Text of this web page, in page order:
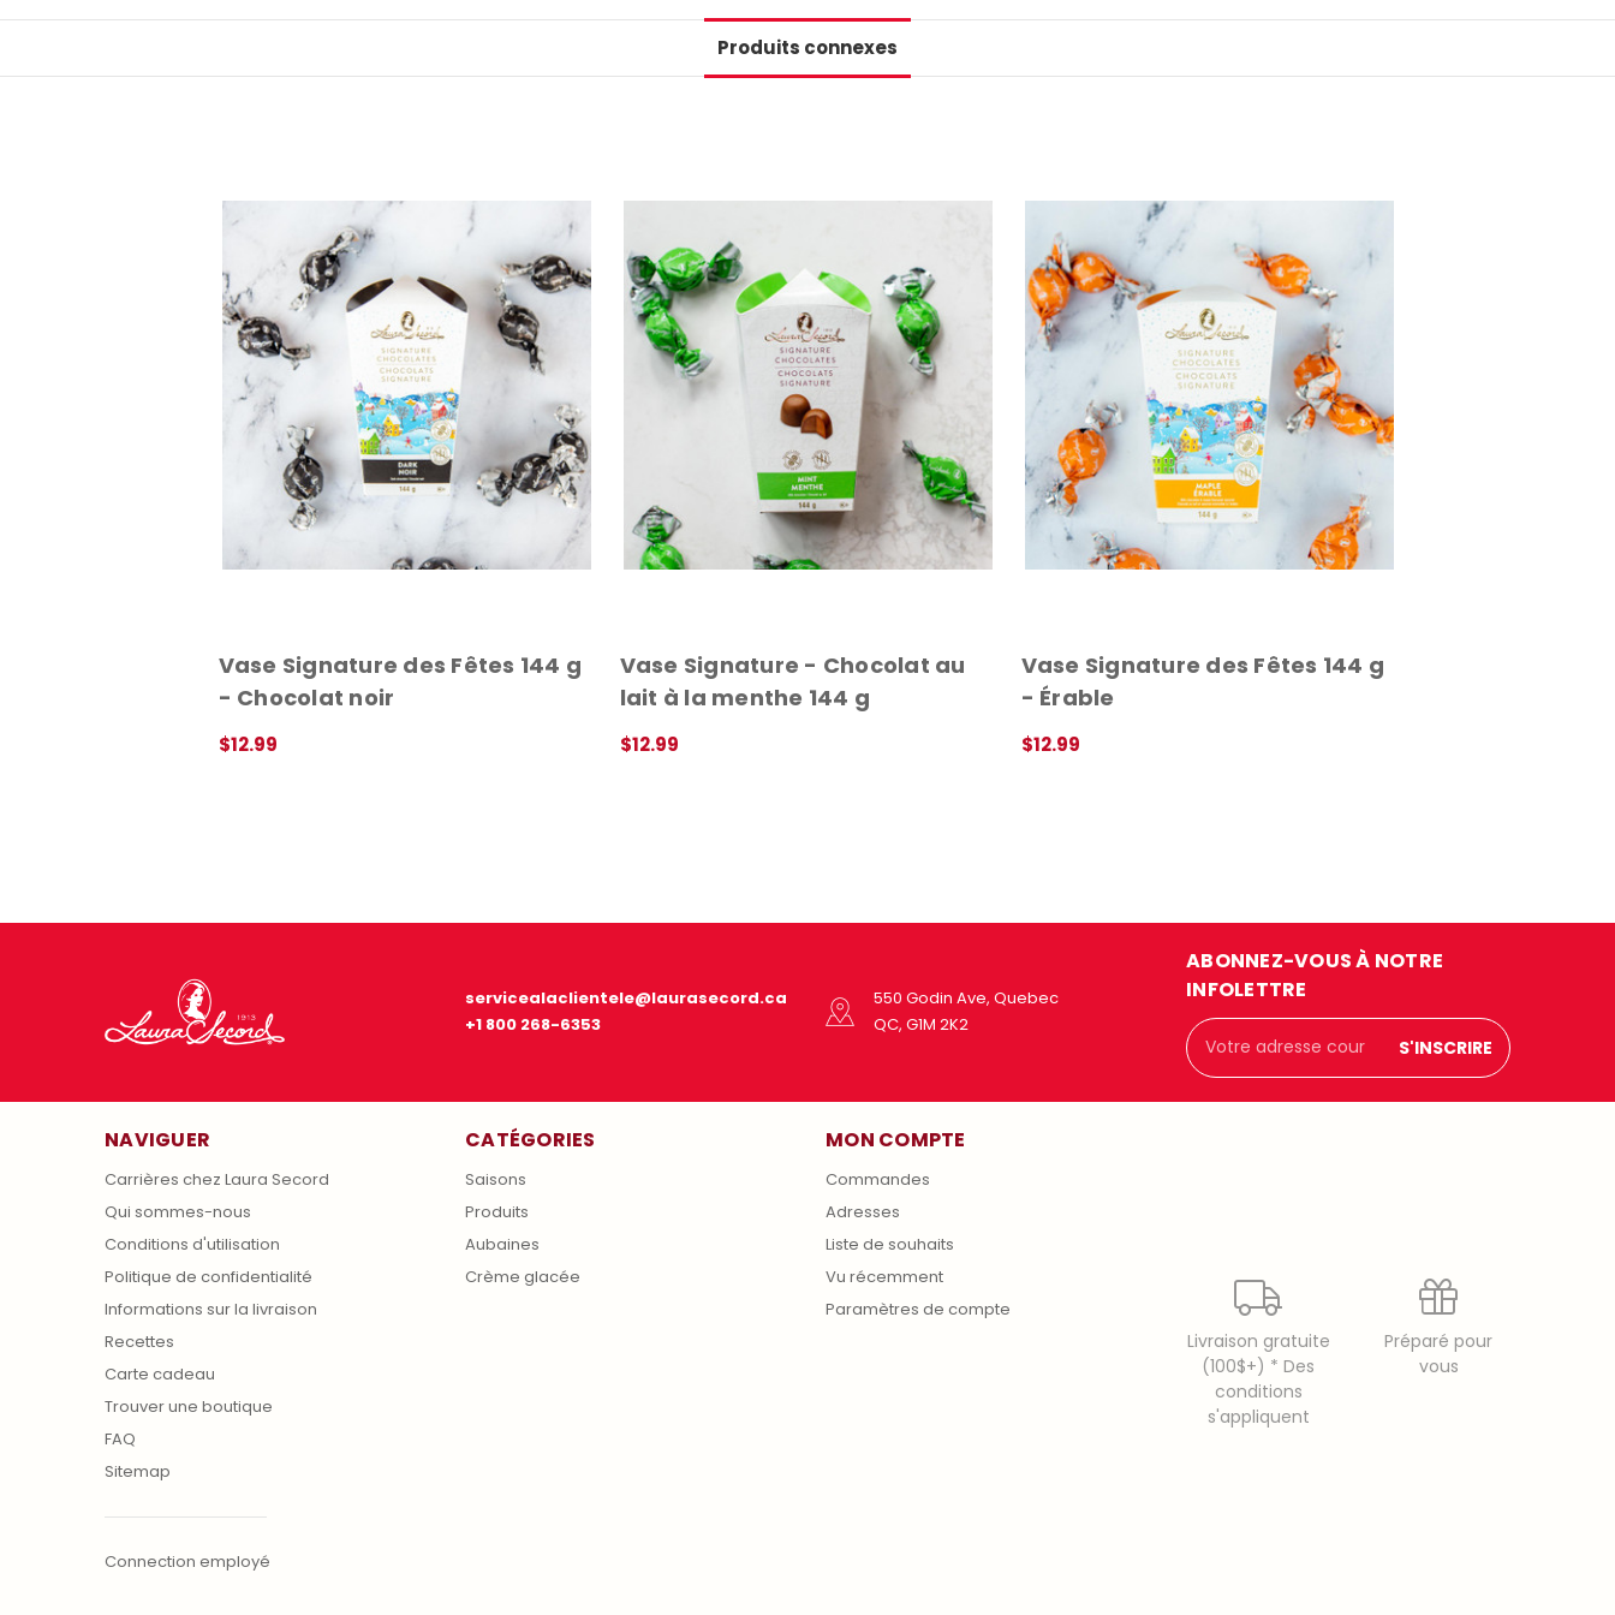
Produits connexes
Vase Signature des Fêtes 144 g
- Chocolat noir
$12.99
Vase Signature - Chocolat au
lait à la menthe 144 g
$12.99
Vase Signature des Fêtes 144 g
- Érable
$12.99
servicealaclientele@laurasecord.ca
+1 800 268-6353
550 Godin Ave, Quebec
QC, G1M 2K2
ABONNEZ-VOUS À NOTRE
INFOLETTRE
Adresse
courriel
NAVIGUER
Carrières chez Laura Secord
Qui sommes-nous
Conditions d'utilisation
Politique de confidentialité
Informations sur la livraison
Recettes
Carte cadeau
Trouver une boutique
FAQ
Sitemap
Connection employé
CATÉGORIES
Saisons
Produits
Aubaines
Crème glacée
MON COMPTE
Commandes
Adresses
Liste de souhaits
Vu récemment
Paramètres de compte
Livraison gratuite
(100$+) * Des
conditions
s'appliquent
Préparé pour
vous
⬇
+1
Keep me up to date on news and offers
For more information on how we process your data for marketing communication. Check our Privacy policy.
Ne manque rien, inscris-toi 🤍